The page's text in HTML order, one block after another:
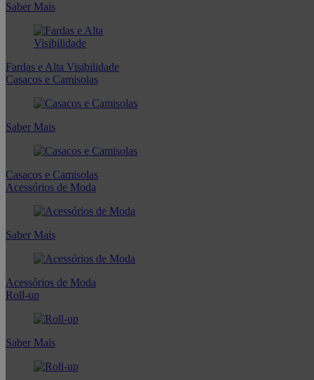
Saber Mais
Fardas e Alta Visibilidade
Casacos e Camisolas
Saber Mais
Casacos e Camisolas
Acessórios de Moda
Saber Mais
Acessórios de Moda
Roll-up
Saber Mais